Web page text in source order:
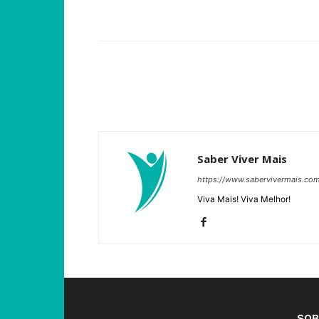
Saber Viver Mais
https://www.sabervivermais.com
Viva Mais! Viva Melhor!